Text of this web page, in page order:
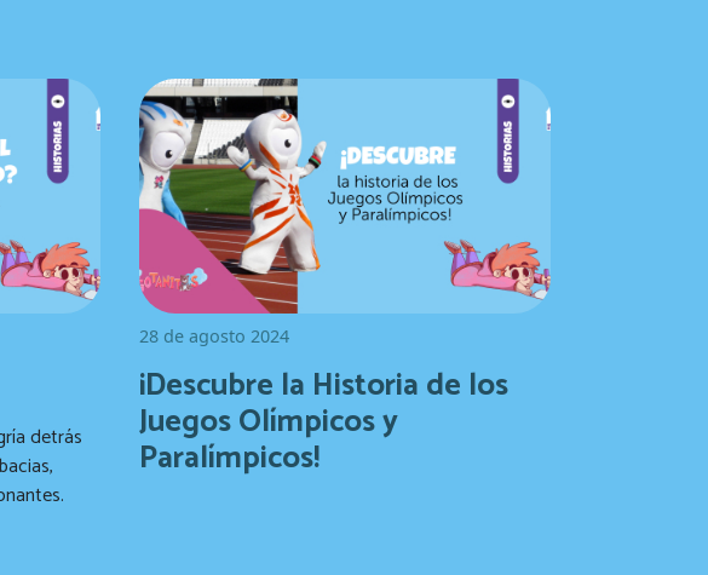
detrás
28 de agosto 2024
¡Descubre la Historia de los
Juegos Olímpicos y
Paralímpicos!